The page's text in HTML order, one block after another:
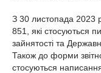
З 30 листопада 2023
851, які стосуються
зайнятості та
Також до форми
стосуються